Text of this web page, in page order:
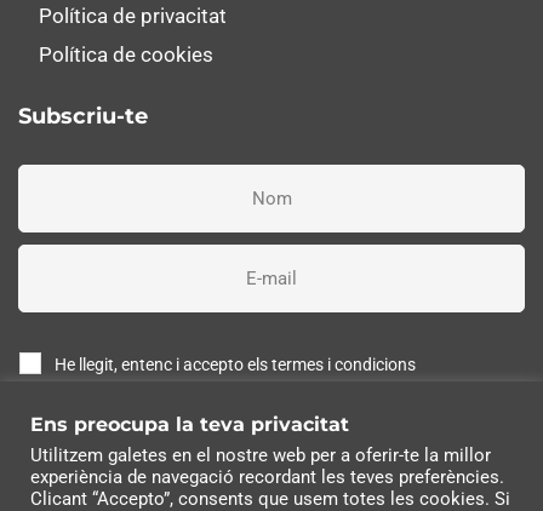
Política de privacitat
Política de cookies
Subscriu-te
He llegit, entenc i accepto els termes i condicions
Subscriure'm ara
© 2022 Industrias Eléctricas Soler, S.A | Tots els drets
Ens preocupa la teva privacitat
Utilitzem galetes en el nostre web per a oferir-te la millor
experiència de navegació recordant les teves preferències.
Clicant “Accepto”, consents que usem totes les cookies. Si